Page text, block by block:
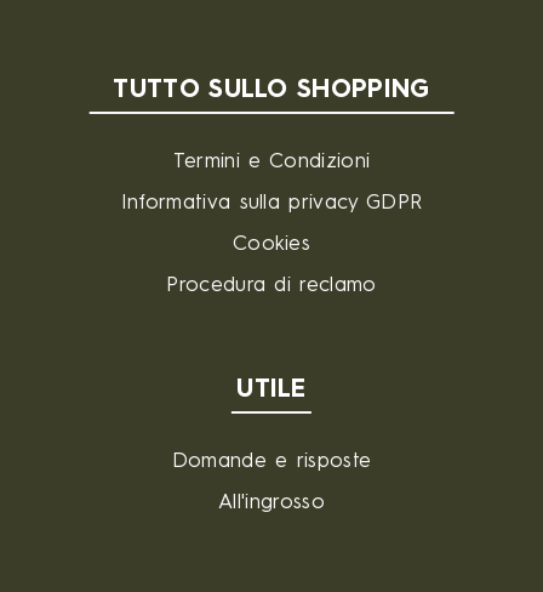
TUTTO SULLO SHOPPING
Termini e Condizioni
Informativa sulla privacy GDPR
Cookies
Procedura di reclamo
UTILE
Domande e risposte
All'ingrosso